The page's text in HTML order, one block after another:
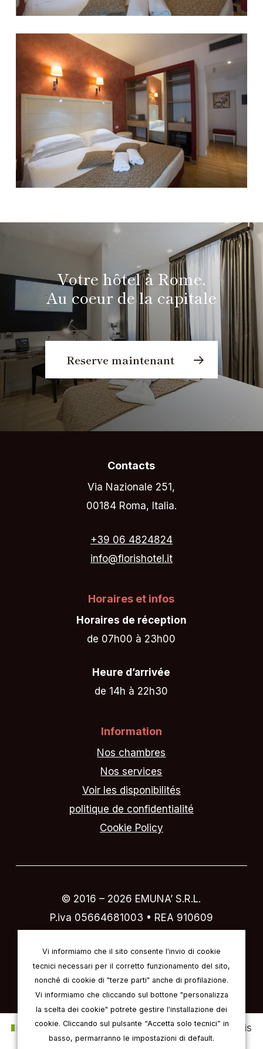
Votre hôtel à Rome.
Au coeur de la capitale
Reserve maintenant
Contacts
Via Nazionale 251,
00184 Roma, Italia.
+39 06 4824824
info@florishotel.it
Horaires et infos
Horaires de réception
de 07h00 à 23h00
Heure d’arrivée
de 14h à 22h30
Information
Nos chambres
Nos services
Voir les disponibilités
politique de confidentialité
Cookie Policy
© 2016 – 2026 EMUNA’ S.R.L.
P.iva 05664681003 • REA 910609
Vi informiamo che il sito consente l'invio di cookie
tecnici necessari per il corretto funzionamento del sito,
nonché di cookie di "terze parti" anche di profilazione.
Vi informiamo che cliccando sul bottone "personalizza
la scelta dei cookie" potrete gestire l'installazione dei
cookie. Cliccando sul pulsante “Accetta solo tecnici” in
basso, permarranno le impostazioni di default.
Italien Anglais Allemand
Français
Espagnol